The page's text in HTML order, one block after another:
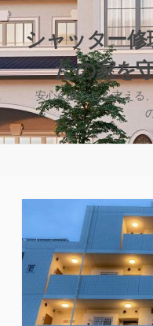
コ
ン
テ
ン
ツ
へ
ス
キ
シャッター
たの家を
安心の暮らしを支える